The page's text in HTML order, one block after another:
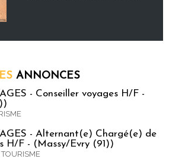
ANNONCES
- Conseiller voyages H/F -
- Alternant(e) Chargé(e) de
H/F - (Massy/Evry (91))